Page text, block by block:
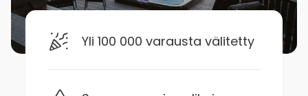
Yli 100 000 varausta välitetty